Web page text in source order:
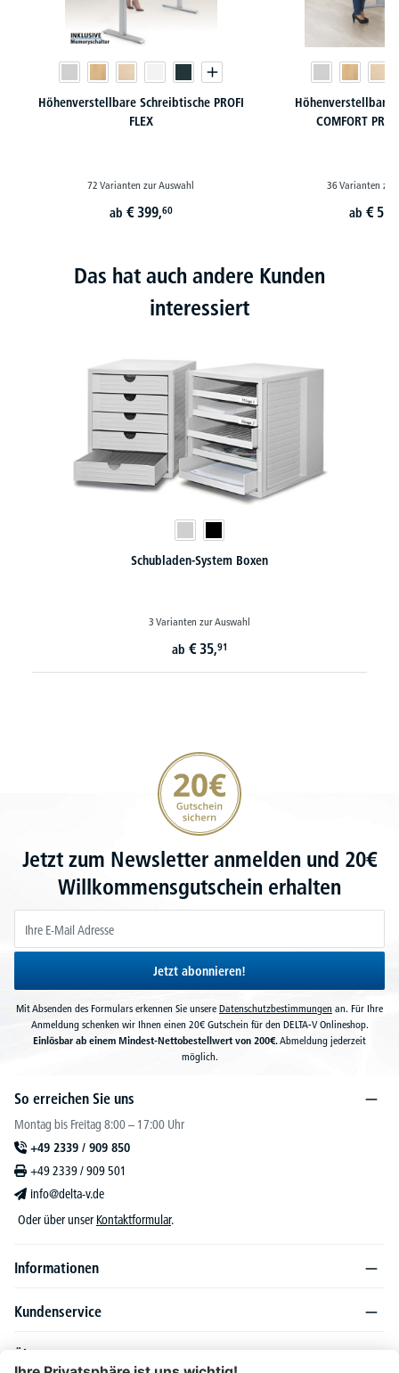
Höhenverstellbare Schreibtische PROFI
FLEX
72 Varianten zur Auswahl
ab € 399,60
Höhenverstellbare
COMFORT
36 Varianten zur
ab €
Das hat auch andere Kunden
interessiert
Schubladen-System Boxen
3 Varianten zur Auswahl
ab € 35,91
20€ Gutschein sichern
Jetzt zum Newsletter anmelden und 20€
Willkommensgutschein erhalten
Jetzt abonnieren!
Mit Absenden des Formulars erkennen Sie unsere Datenschutzbestimmungen an. Für Ihre
Anmeldung schenken wir Ihnen einen 20€ Gutschein für den DELTA-V Onlineshop.
Einlösbar ab einem Mindest-Nettobestellwert von 200€.Abmeldung jederzeit
möglich.
So erreichen Sie uns
Montag bis Freitag 8:00 – 17:00 Uhr
+49 2339 / 909 850
+49 2339 / 909 501
info@delta-v.de
Oder über unser Kontaktformular.
Informationen
Kundenservice
Über DELTA-V